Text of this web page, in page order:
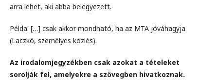
arra lehet, aki abba belegyezett.
Példa: […] csak akkor mondható, ha az MTA jóváhagyja
(Laczkó, személyes közlés).
Az irodalomjegyzékben csak azokat a tételeket
sorolják fel, amelyekre a szövegben hivatkoznak.